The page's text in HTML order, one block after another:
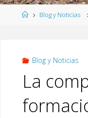
HomeBlog y Noticias
Blog y Noticias
La